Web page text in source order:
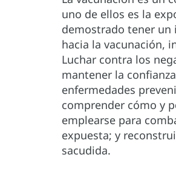
uno de ellos es la
demostrado tener un
hacia la vacunación,
Luchar contra los
mantener la
enfermedades
comprender cómo y
emplearse para
expuesta; y
sacudida.